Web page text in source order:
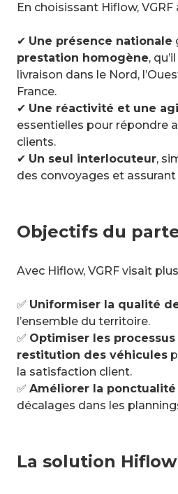
En choisissant Hiflow,
✔ Une présence nationale
prestation homogène,
livraison dans le Nord,
France.
✔ Une réactivité et une
essentielles pour répondre
clients.
✔ Un seul interlocuteur,
des convoyages et
Objectifs du
Avec Hiflow, VGRF visait
✅ Uniformiser la qualité
l’ensemble du territoire.
✅ Optimiser les
restitution des véhicules
la satisfaction client.
✅ Améliorer la ponctualité
décalages dans les
La solution